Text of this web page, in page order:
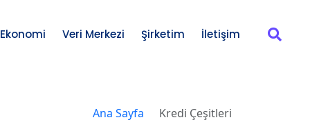
Ekonomi Veri Merkezi Şirketim İletişim
Ana Sayfa Kredi Çeşitleri